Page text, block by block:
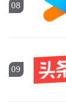
08
09